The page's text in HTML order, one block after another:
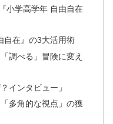
小学高学年 自由自在
自在』の3大活用術
調べる」冒険に変え
インタビュー」
多角的な視点」の獲